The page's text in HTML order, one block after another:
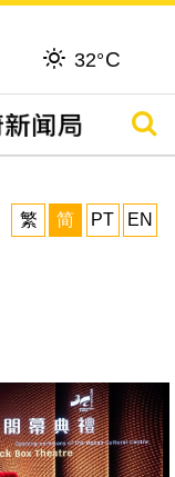
32°C
搜寻
繁
简 PT EN